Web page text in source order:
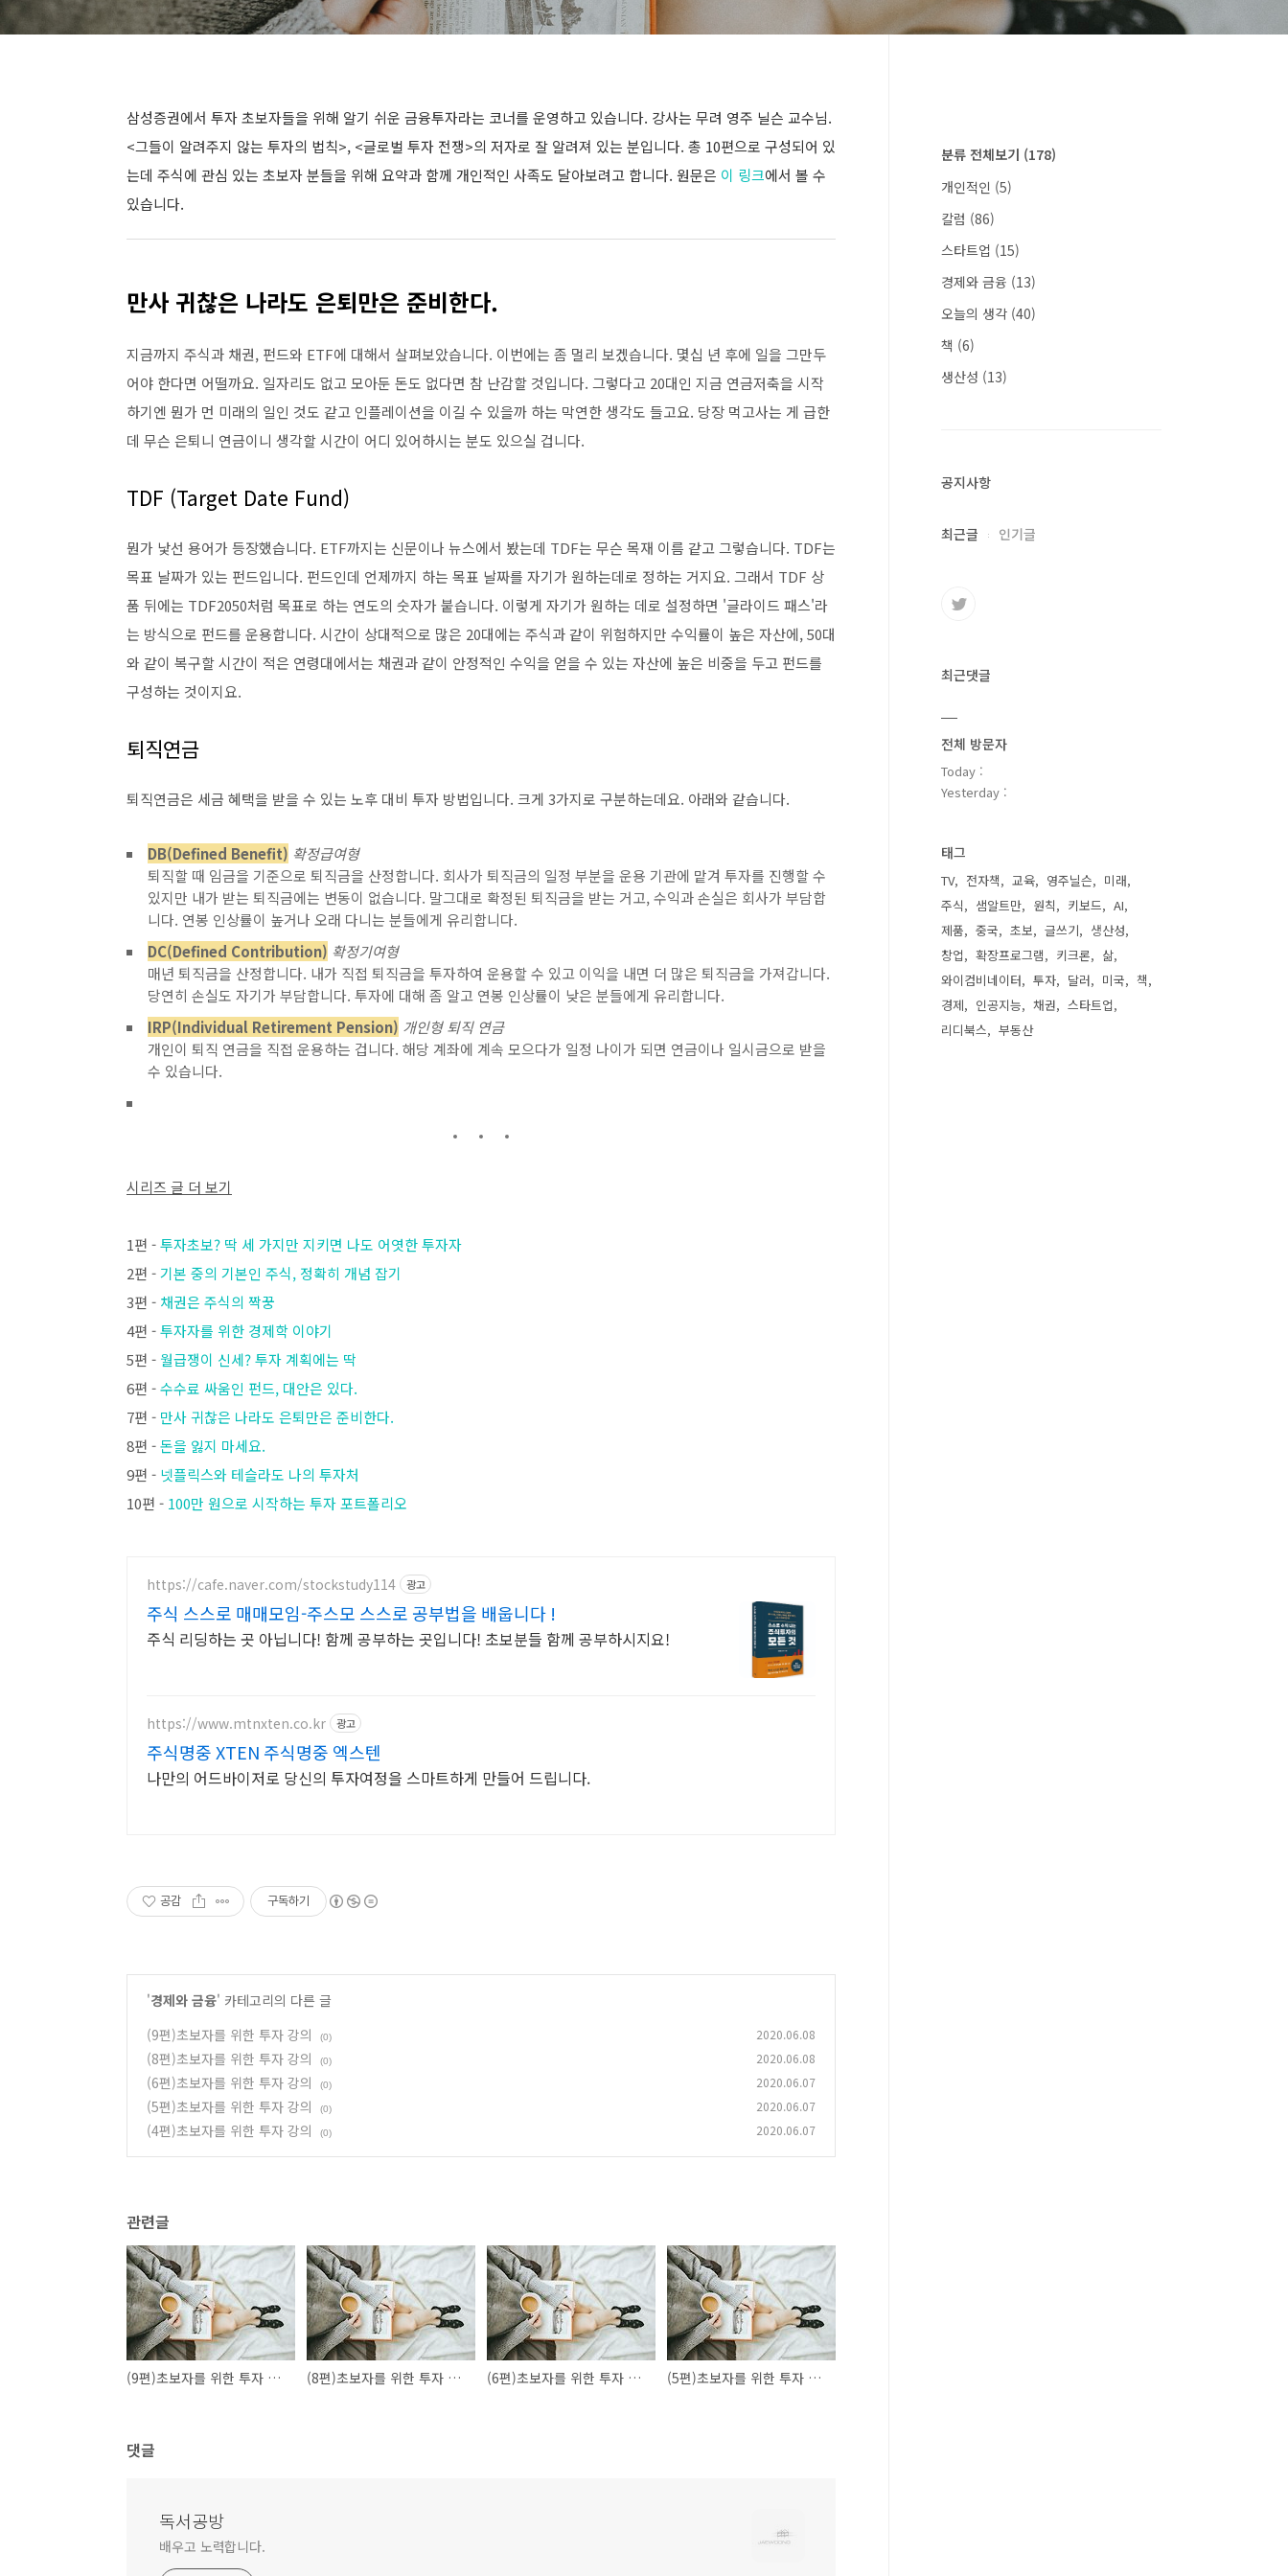
삼성증권에서 투자 초보자들을 위해 알기 쉬운 금융투자라는 코너를 운영하고 있습니다. 강사는 무려 영주 닐슨 교수님.
<그들이 알려주지 않는 투자의 법칙>, <글로벌 투자 전쟁>의 저자로 잘 알려져 있는 분입니다. 총 10편으로 구성되어 있
는데 주식에 관심 있는 초보자 분들을 위해 요약과 함께 개인적인 사족도 달아보려고 합니다. 원문은 이 링크에서 볼 수
있습니다.
만사 귀찮은 나라도 은퇴만은 준비한다.
지금까지 주식과 채권, 펀드와 ETF에 대해서 살펴보았습니다. 이번에는 좀 멀리 보겠습니다. 몇십 년 후에 일을 그만두
어야 한다면 어떨까요. 일자리도 없고 모아둔 돈도 없다면 참 난감할 것입니다. 그렇다고 20대인 지금 연금저축을 시작
하기엔 뭔가 먼 미래의 일인 것도 같고 인플레이션을 이길 수 있을까 하는 막연한 생각도 들고요. 당장 먹고사는 게 급한
데 무슨 은퇴니 연금이니 생각할 시간이 어디 있어하시는 분도 있으실 겁니다.
TDF (Target Date Fund)
뭔가 낯선 용어가 등장했습니다. ETF까지는 신문이나 뉴스에서 봤는데 TDF는 무슨 목재 이름 같고 그렇습니다. TDF는
목표 날짜가 있는 펀드입니다. 펀드인데 언제까지 하는 목표 날짜를 자기가 원하는데로 정하는 거지요. 그래서 TDF 상
품 뒤에는 TDF2050처럼 목표로 하는 연도의 숫자가 붙습니다. 이렇게 자기가 원하는 데로 설정하면 '글라이드 패스'라
는 방식으로 펀드를 운용합니다. 시간이 상대적으로 많은 20대에는 주식과 같이 위험하지만 수익률이 높은 자산에, 50대
와 같이 복구할 시간이 적은 연령대에서는 채권과 같이 안정적인 수익을 얻을 수 있는 자산에 높은 비중을 두고 펀드를
구성하는 것이지요.
퇴직연금
퇴직연금은 세금 혜택을 받을 수 있는 노후 대비 투자 방법입니다. 크게 3가지로 구분하는데요. 아래와 같습니다.
DB(Defined Benefit) 확정급여형
퇴직할 때 임금을 기준으로 퇴직금을 산정합니다. 회사가 퇴직금의 일정 부분을 운용 기관에 맡겨 투자를 진행할 수
있지만 내가 받는 퇴직금에는 변동이 없습니다. 말그대로 확정된 퇴직금을 받는 거고, 수익과 손실은 회사가 부담합
니다. 연봉 인상률이 높거나 오래 다니는 분들에게 유리합니다.
DC(Defined Contribution) 확정기여형
매년 퇴직금을 산정합니다. 내가 직접 퇴직금을 투자하여 운용할 수 있고 이익을 내면 더 많은 퇴직금을 가져갑니다.
당연히 손실도 자기가 부담합니다. 투자에 대해 좀 알고 연봉 인상률이 낮은 분들에게 유리합니다.
IRP(Individual Retirement Pension) 개인형 퇴직 연금
개인이 퇴직 연금을 직접 운용하는 겁니다. 해당 계좌에 계속 모으다가 일정 나이가 되면 연금이나 일시금으로 받을
수 있습니다.
시리즈 글 더 보기
1편 -투자초보? 딱 세 가지만 지키면 나도 어엿한 투자자
2편 -기본 중의 기본인 주식, 정확히 개념 잡기
3편 - 채권은 주식의 짝꿍
4편 -투자자를 위한 경제학 이야기
5편 - 월급쟁이 신세? 투자 계획에는 딱
6편 -수수료 싸움인 펀드, 대안은 있다.
7편 - 만사 귀찮은 나라도 은퇴만은 준비한다.
8편 -돈을 잃지 마세요.
9편 - 넷플릭스와 테슬라도 나의 투자처
10편 - 100만 원으로 시작하는 투자 포트폴리오
https://cafe.naver.com/stockstudy114 광고
주식 스스로 매매모임-주스모 스스로 공부법을 배웁니다 !
주식 리딩하는 곳 아닙니다! 함께 공부하는 곳입니다! 초보분들 함께 공부하시지요!
https://www.mtnxten.co.kr 광고
주식명중 XTEN 주식명중 엑스텐
나만의 어드바이저로 당신의 투자여정을 스마트하게 만들어 드립니다.
공감 구독하기
'경제와 금융' 카테고리의 다른 글
(9편)초보자를 위한 투자 강의
(0) 2020.06.08
(8편)초보자를 위한 투자 강의 (0) 2020.06.08
(6편)초보자를 위한 투자 강의 (0) 2020.06.07
(5편)초보자를 위한 투자 강의 (0) 2020.06.07
(4편)초보자를 위한 투자 강의 (0) 2020.06.07
관련글
(9편)초보자를 위한 투자 강의 (8편)초보자를 위한 투자 강의 (6편)초보자를 위한 투자 강의 (5편)초보자를 위한 투자 강의
댓글
독서공방
배우고 노력합니다.
분류 전체보기 (178)
개인적인 (5)
칼럼 (86)
스타트업 (15)
경제와 금융 (13)
오늘의 생각 (40)
책 (6)
생산성 (13)
공지사항
최근글 인기글
최근댓글
전체 방문자
Today :
Yesterday :
태그
TV 전자책 교육 영주닐슨
미래
주식
샘알트만 원칙 키보드
AI
제품
중국 초보 글쓰기
생산성
창업
확장프로그램 키크론
삶
와이컴비네이터
투자 달러 미국
책
경제
인공지능 채권
스타트업
리디북스
부동산